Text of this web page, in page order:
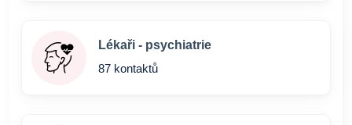
Lékaři - psychiatrie
87 kontaktů